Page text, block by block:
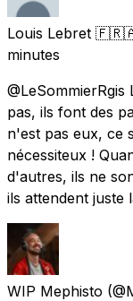
Louis Lebret
minutes
pas, ils font des
n'est pas eux, ce
nécessiteux !
d'autres, ils ne
ils attendent juste
WIP Mephisto